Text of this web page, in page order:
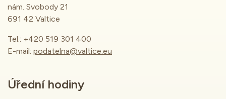
nám. Svobody 21
691 42 Valtice
Tel.: +420 519 301 400
E-mail: podatelna@valtice.eu
Úřední hodiny